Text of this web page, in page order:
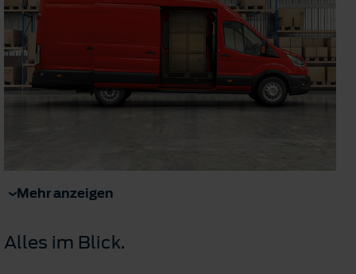
Mehr anzeigen
Alles im Blick.